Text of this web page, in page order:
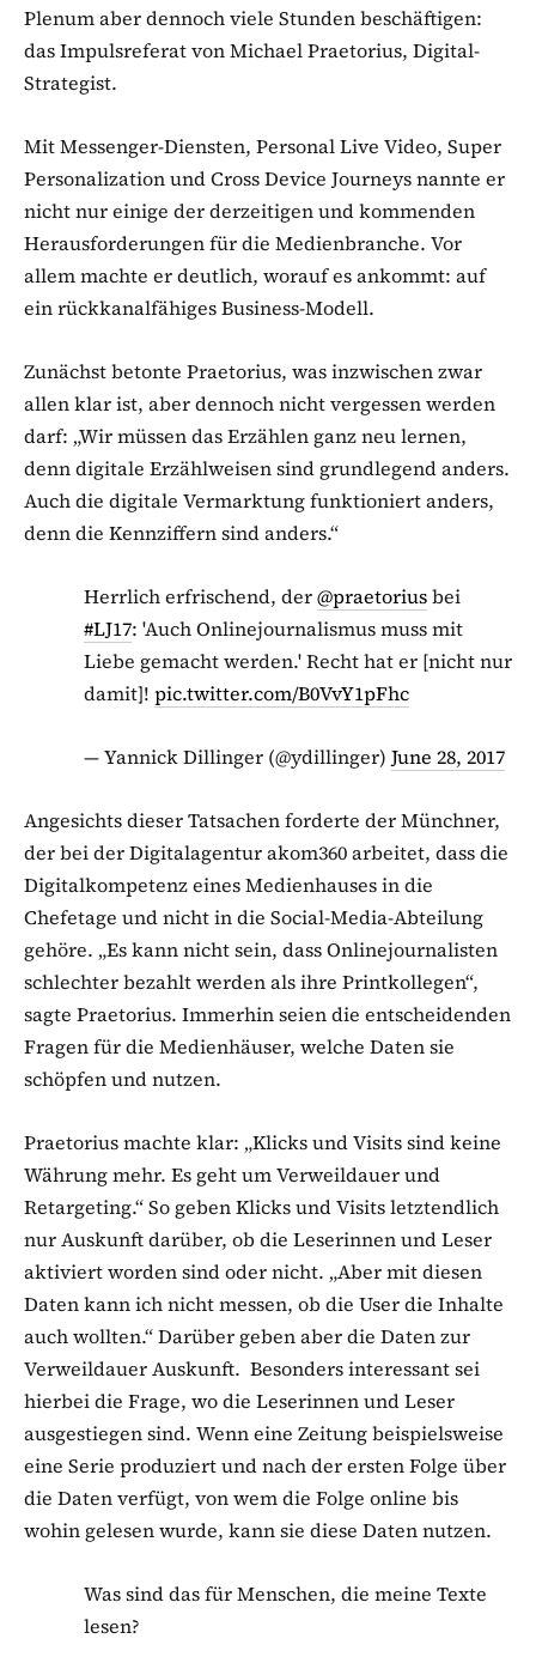
Plenum aber dennoch viele Stunden beschäftigen:
das Impulsreferat von Michael Praetorius, Digital-
Strategist.
Mit Messenger-Diensten, Personal Live Video, Super
Personalization und Cross Device Journeys nannte er
nicht nur einige der derzeitigen und kommenden
Herausforderungen für die Medienbranche. Vor
allem machte er deutlich, worauf es ankommt: auf
ein rückkanalfähiges Business-Modell.
Zunächst betonte Praetorius, was inzwischen zwar
allen klar ist, aber dennoch nicht vergessen werden
darf: „Wir müssen das Erzählen ganz neu lernen,
denn digitale Erzählweisen sind grundlegend anders.
Auch die digitale Vermarktung funktioniert anders,
denn die Kennziffern sind anders.“
Herrlich erfrischend, der@praetoriusbei
#LJ17: 'Auch Onlinejournalismus muss mit
Liebe gemacht werden.' Recht hat er [nicht nur
damit]! pic.twitter.com/B0VvY1pFhc
— Yannick Dillinger (@ydillinger) June 28, 2017
Angesichts dieser Tatsachen forderte der Münchner,
der bei der Digitalagentur akom360 arbeitet, dass die
Digitalkompetenz eines Medienhauses in die
Chefetage und nicht in die Social-Media-Abteilung
gehöre. „Es kann nicht sein, dass Onlinejournalisten
schlechter bezahlt werden als ihre Printkollegen“,
sagte Praetorius. Immerhin seien die entscheidenden
Fragen für die Medienhäuser, welche Daten sie
schöpfen und nutzen.
Praetorius machte klar: „Klicks und Visits sind keine
Währung mehr. Es geht um Verweildauer und
Retargeting.“ So geben Klicks und Visits letztendlich
nur Auskunft darüber, ob die Leserinnen und Leser
aktiviert worden sind oder nicht. „Aber mit diesen
Daten kann ich nicht messen, ob die User die Inhalte
auch wollten.“ Darüber geben aber die Daten zur
Verweildauer Auskunft. Besonders interessant sei
hierbei die Frage, wo die Leserinnen und Leser
ausgestiegen sind. Wenn eine Zeitung beispielsweise
eine Serie produziert und nach der ersten Folge über
die Daten verfügt, von wem die Folge online bis
wohin gelesen wurde, kann sie diese Daten nutzen.
Was sind das für Menschen, die meine Texte
lesen?